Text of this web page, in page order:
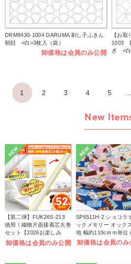
DRM8430-1004 DARUMA 刺し子ふきん
朝顔 <白>3枚入（袋）
卸価格は会員のみ公開
【お
1003
ぎ <白
1 2 3 4 5
New
NEW
【第二弾】FUK26S-213
徳用！織物片面接着芯大巻
セット【2026お楽しみ
袋】(袋)
卸価格は会員のみ公開
NEW
SP6511H-2 ショコラ
ックメモリー オック
地 幅約110cm m単位
卸価格は会員のみ